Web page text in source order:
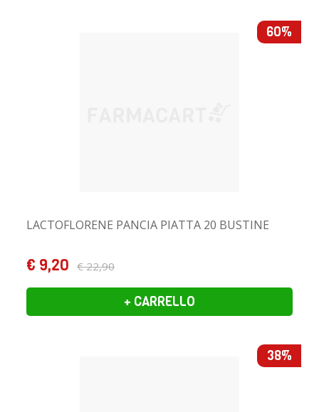
60%
LACTOFLORENE PANCIA PIATTA 20 BUSTINE
€ 9,20 € 22,90
+ CARRELLO
38%